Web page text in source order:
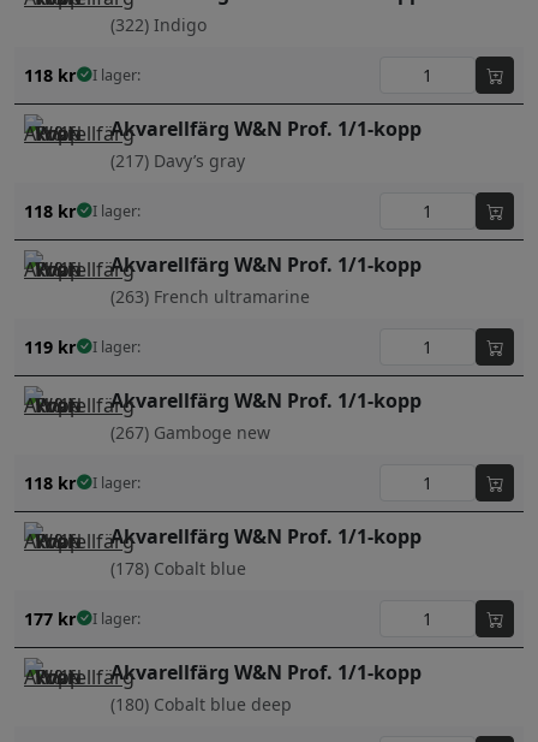
(322) Indigo
118 kr I lager:
Akvarellfärg W&N Prof. 1/1-kopp
(217) Davy’s gray
118 kr I lager:
Akvarellfärg W&N Prof. 1/1-kopp
(263) French ultramarine
119 kr I lager:
Akvarellfärg W&N Prof. 1/1-kopp
(267) Gamboge new
118 kr I lager:
Akvarellfärg W&N Prof. 1/1-kopp
(178) Cobalt blue
177 kr I lager:
Akvarellfärg W&N Prof. 1/1-kopp
(180) Cobalt blue deep